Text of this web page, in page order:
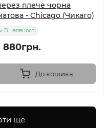
плече чорна
- Chicago (Чикаго)
В наявності
880грн.
До кошика
ще